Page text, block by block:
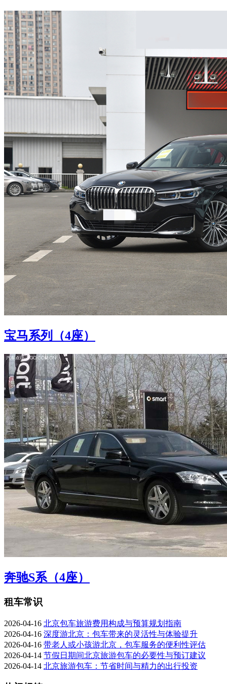
宝马系列（4座）
奔驰S系（4座）
租车常识
2026-04-16 北京包车旅游费用构成与预算规划指南
2026-04-16 深度游北京：包车带来的灵活性与体验提升
2026-04-16 带老人或小孩游北京，包车服务的便利性评估
2026-04-14 节假日期间北京旅游包车的必要性与预订建议
2026-04-14 北京旅游包车：节省时间与精力的出行投资